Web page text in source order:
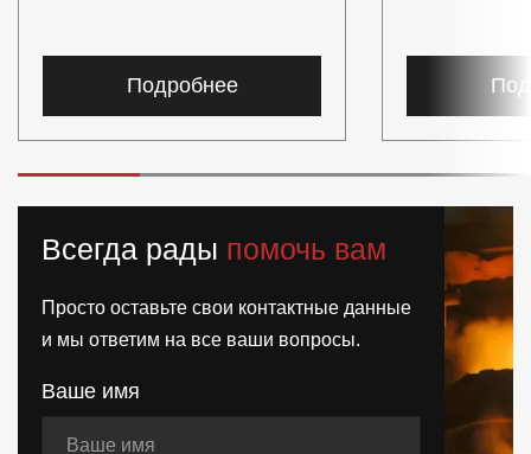
Подробнее
Всегда рады помочь вам
Просто оставьте свои контактные данные
и мы ответим на все ваши вопросы.
Ваше имя